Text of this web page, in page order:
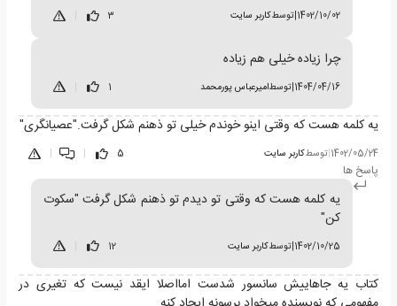
1402/10/02
|توسطکاربر سایت 3
چرا زیاده خیلی هم زیاده
1404/04/16
|توسطامیرعباس پورمحمد 1
یه کلمه هست که وقتی اینو خوندم خیلی تو ذهنم شکل گرفت."عصیانگری"
1402/05/24 توسطکاربر سایت 5
پاسخ ها
یه کلمه هست که وقتی تو دیدم تو ذهنم شکل گرفت "سکوت
کن"
1402/10/25
|توسطکاربر سایت 12
کتاب یه جاهاییش سانسور شدست امااصلا ایقد نیست که تغیری در